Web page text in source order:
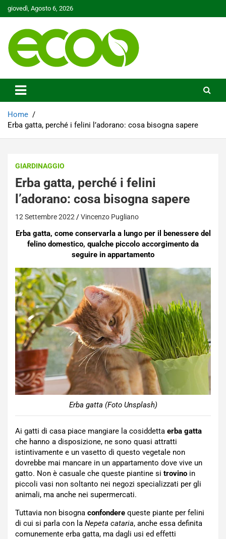
Skip
to
giovedì, Agosto 6, 2026
Ecoo.it
Home
Erba gatta, perché i felini l’adorano: cosa bisogna sapere
GIARDINAGGIO
Erba gatta, perché i felini
l’adorano: cosa bisogna sapere
12 Settembre 2022 Vincenzo Pugliano
Erba gatta, come conservarla a lungo per il benessere del
felino domestico, qualche piccolo accorgimento da
seguire in appartamento
Erba gatta (Foto Unsplash)
Ai gatti di casa piace mangiare la cosiddetta erba gatta
che hanno a disposizione, ne sono quasi attratti
istintivamente e un vasetto di questo vegetale non
dovrebbe mai mancare in un appartamento dove vive un
gatto. Non è casuale che queste piantine si trovino in
piccoli vasi non soltanto nei negozi specializzati per gli
animali, ma anche nei supermercati.
Tuttavia non bisogna confondere queste piante per felini
di cui si parla con la Nepeta cataria, anche essa definita
comunemente erba gatta, ma dagli usi ed effetti